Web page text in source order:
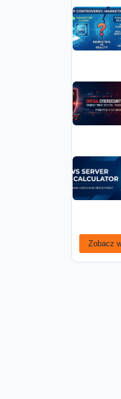
Zobacz